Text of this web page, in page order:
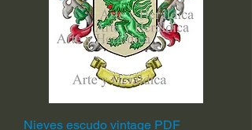
Nieves escudo vintage PDF